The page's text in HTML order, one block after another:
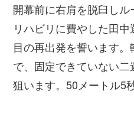
開幕前に右肩を脱臼し
リハビリに費やした田
目の再出発を誓います
で、固定できていない
狙います。50メートル5